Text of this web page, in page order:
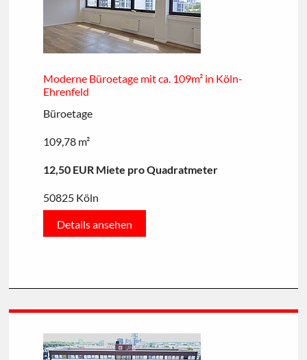
Moderne Büroetage mit ca. 109m² in Köln-
Ehrenfeld
Büroetage
109,78 m²
12,50 EUR Miete pro Quadratmeter
50825 Köln
Details ansehen